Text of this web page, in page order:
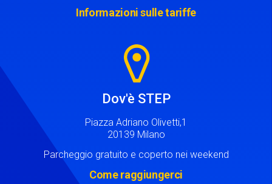
Informazioni sulle tariffe
Dov'è STEP
Piazza Adriano Olivetti,1
20139 Milano
Parcheggio gratuito e coperto nei weekend
Come raggiungerci